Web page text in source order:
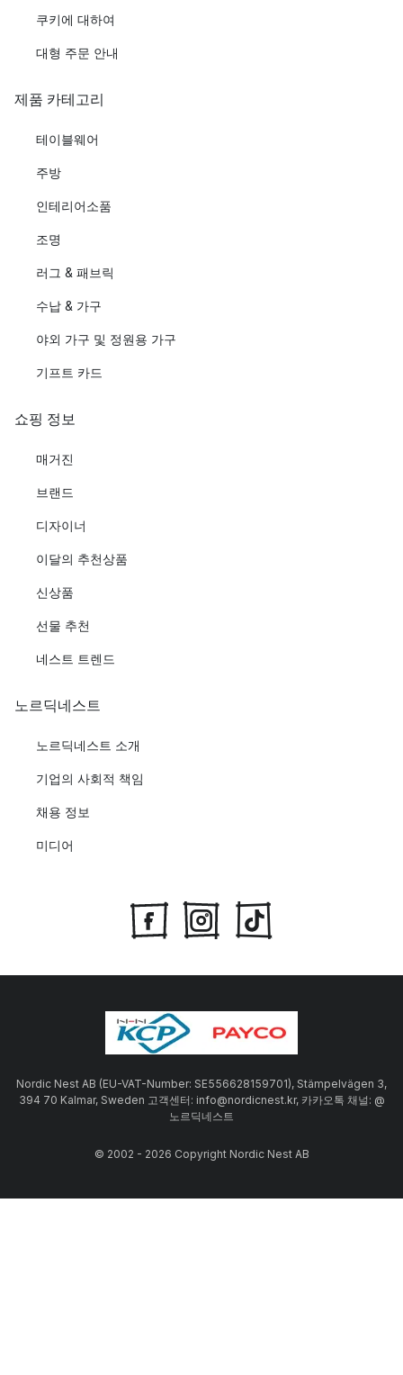
쿠키에 대하여
대형 주문 안내
제품 카테고리
테이블웨어
주방
인테리어소품
조명
러그 & 패브릭
수납 & 가구
야외 가구 및 정원용 가구
기프트 카드
쇼핑 정보
매거진
브랜드
디자이너
이달의 추천상품
신상품
선물 추천
네스트 트렌드
노르딕네스트
노르딕네스트 소개
기업의 사회적 책임
채용 정보
미디어
Nordic Nest AB (EU-VAT-Number: SE556628159701), Stämpelvägen 3,
394 70 Kalmar, Sweden 고객센터: info@nordicnest.kr, 카카오톡 채널: @
노르딕네스트
© 2002 - 2026 Copyright Nordic Nest AB